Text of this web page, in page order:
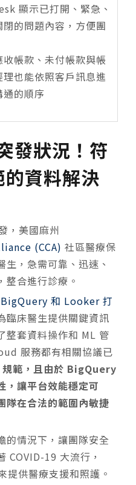
顯示已打開、緊急、
的問題內容，方便團
帳款、未付帳款與帳
也能依照客戶訊息進
的順序
發狀況！符
資料解決
，美國麻州
(CCA) 社區醫療保
，急需可靠、迅速、
整合進行診療。
BigQuery 和 Looker 打
臨床醫生提供關鍵資訊
整套資料操作和 ML 管
服務都有相關協議已
規範，且由於 BigQuery
，讓平台效能穩定可
隊在合法的範圍內敏捷
的情況下，讓團隊安全
COVID-19 大流行，
提供醫療支援和照護。